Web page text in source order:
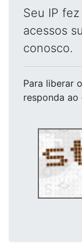
Seu IP
acessos
conosco.
Para liberar
responda